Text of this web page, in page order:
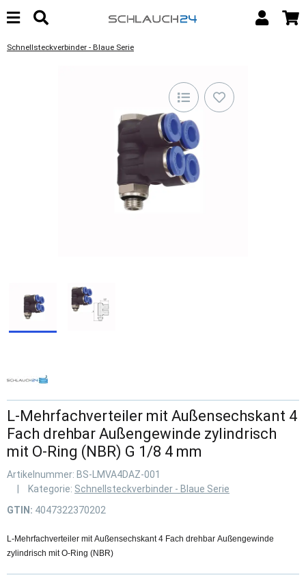
Schnellsteckverbinder - Blaue Serie
L-Mehrfachverteiler mit Außensechskant 4
Fach drehbar Außengewinde zylindrisch
mit O-Ring (NBR) G 1/8 4 mm
Artikelnummer: BS-LMVA4DAZ-001
Kategorie: Schnellsteckverbinder - Blaue Serie
GTIN: 4047322370202
L-Mehrfachverteiler mit Außensechskant 4 Fach drehbar Außengewinde
zylindrisch mit O-Ring (NBR)